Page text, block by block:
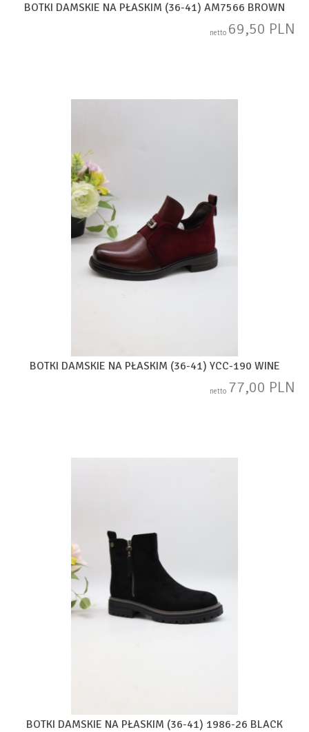
BOTKI DAMSKIE NA PŁASKIM (36-41) AM7566 BROWN
netto 69,50 PLN
BOTKI DAMSKIE NA PŁASKIM (36-41) YCC-190 WINE
netto 77,00 PLN
BOTKI DAMSKIE NA PŁASKIM (36-41) 1986-26 BLACK